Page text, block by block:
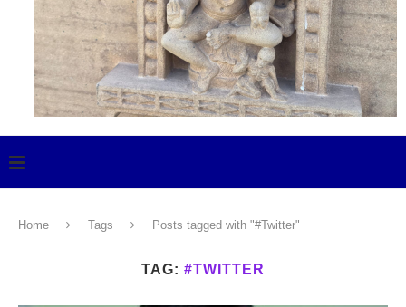
Home Tags Posts tagged with "#Twitter"
TAG: #TWITTER